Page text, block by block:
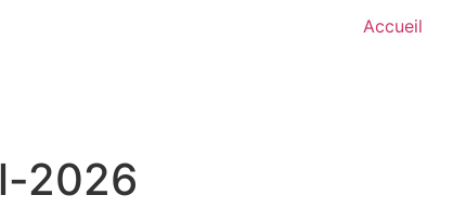
Accueil
2026